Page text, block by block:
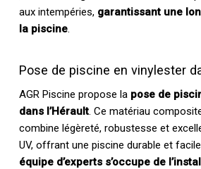
aux intempéries, garantissant une
la piscine.
Pose de piscine en vinylester
AGR Piscine propose la pose de
dans l’Hérault. Ce matériau
combine légèreté, robustesse et
UV, offrant une piscine durable et facile
équipe d’experts s’occupe de